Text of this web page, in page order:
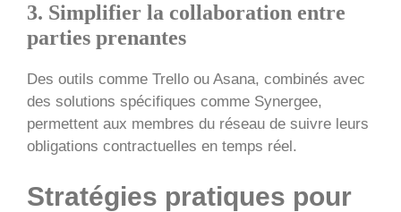
3. Simplifier la collaboration entre
parties prenantes
Des outils comme Trello ou Asana, combinés avec
des solutions spécifiques comme Synergee,
permettent aux membres du réseau de suivre leurs
obligations contractuelles en temps réel.
Stratégies pratiques pour